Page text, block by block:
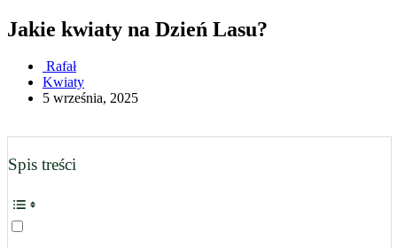
Jakie kwiaty na Dzień Lasu?
Rafał
Kwiaty
5 września, 2025
Spis treści